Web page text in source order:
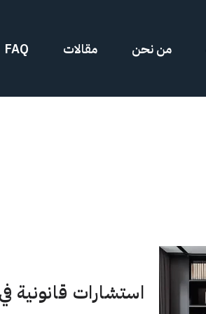
من نحن مقالات FAQ
استشارات قانونية